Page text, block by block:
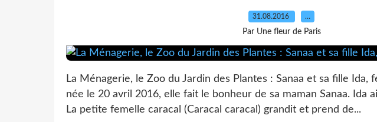
31.08.2016 …
Par Une fleur de Paris
La Ménagerie, le Zoo du Jardin des Plantes : Sanaa et sa fille Ida,
née le 20 avril 2016, elle fait le bonheur de sa maman Sanaa. Ida
La petite femelle caracal (Caracal caracal) grandit et prend de...